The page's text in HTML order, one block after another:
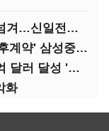
제습기 등 재고 처리 직원에게 떠넘겨…신일전자 '과징금 처벌'
일 맡기고 깜깜이 계약 …'선시공 후계약' 삼성중공업 덜미
수출 '상저하저' 오나…올해 6850억 달러 달성 '빨간불'
화